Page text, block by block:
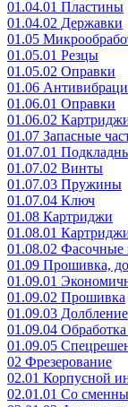
01.04.01 Пластины
01.04.02 Державки
01.05
01.05.01 Резцы
01.05.02 Оправки
01.06
01.06.01 Оправки
01.06.02
01.07 Запасные
01.07.01
01.07.02 Винты
01.07.03 Пружины
01.07.04 Ключ
01.08 Картриджи
01.08.01
01.08.02 Фасочные
01.09 Прошивка,
01.09.01
01.09.02 Прошивка
01.09.03 Долбление
01.09.04
01.09.05
02 Фрезерование
02.01 Корпусной
02.01.01 Со